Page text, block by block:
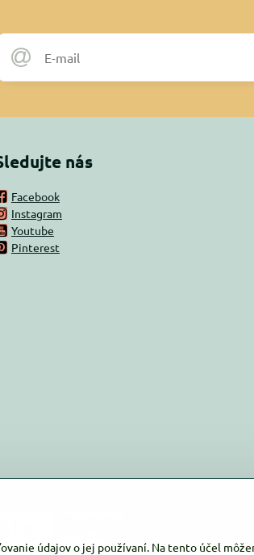
nás
Facebook
Instagram
Youtube
Pinterest
údajov o jej používaní. Na tento účel